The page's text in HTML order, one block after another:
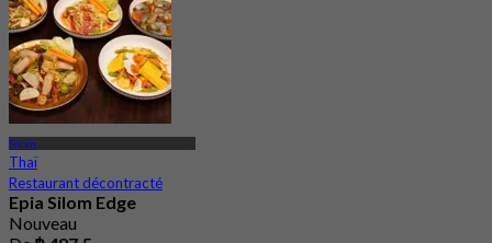
Silom
Thaï
Restaurant décontracté
Epia Silom Edge
Nouveau